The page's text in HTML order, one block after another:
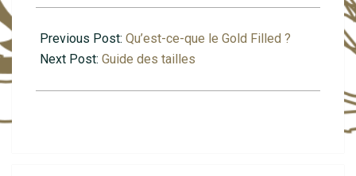
01-
31
Previous Post: Qu’est-ce-que le Gold Filled ?
Next Post: Guide des tailles